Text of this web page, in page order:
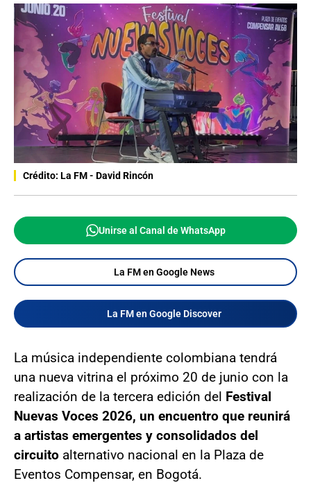
Crédito: La FM - David Rincón
Unirse al Canal de WhatsApp
La FM en Google News
La FM en Google Discover
La música independiente colombiana tendrá
una nueva vitrina el próximo 20 de junio con la
realización de la tercera edición del Festival
Nuevas Voces 2026, un encuentro que reunirá
a artistas emergentes y consolidados del
circuito alternativo nacional en la Plaza de
Eventos Compensar, en Bogotá.